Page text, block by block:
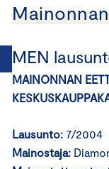
MEN
MAINONNAN
Lausunto: 7/2004
Mainostaja: